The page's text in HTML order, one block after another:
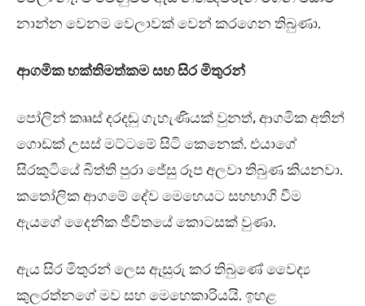
නාන්න වෙනම වෙලාවක් වෙන් කරගෙන තිබුණා.
ආගමික භක්තිමත්කම සහ සිර මිතුරන්
පෝලින් කෲස් දරදඬු ගැහැණියක් වුනත්, ආගමික අතින්
ගොඩක් උසස් මට්ටමේ සිටි කෙනෙක්. එයාගේ
සිරකුටියේ බිත්ති පුරා ජේසු රූප අලවා තිබුණ කියනවා.
කතෝලික ආගමේ දේව මෙහෙයට සහභාගි වීම
ඇයගේ දෛනික ජීවිතයේ කොටසක් වුණා.
ඇය සිර මිතුරන් ලෙස ඇසුරු කර තිබුණේ වෛද්‍ය
කුලරත්නගේ මව සහ මෙහෙකාරියයි. ඉහළ